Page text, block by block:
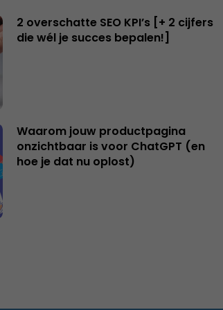
2 overschatte SEO KPI’s [+ 2 cijfers
die wél je succes bepalen!]
Waarom jouw productpagina
onzichtbaar is voor ChatGPT (en
hoe je dat nu oplost)